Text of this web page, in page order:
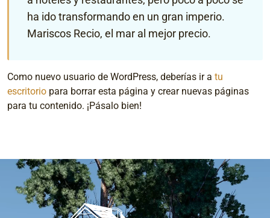
ha ido transformando en un gran imperio.
Mariscos Recio, el mar al mejor precio.
Como nuevo usuario de WordPress, deberías ir a tu
escritorio para borrar esta página y crear nuevas páginas
para tu contenido. ¡Pásalo bien!